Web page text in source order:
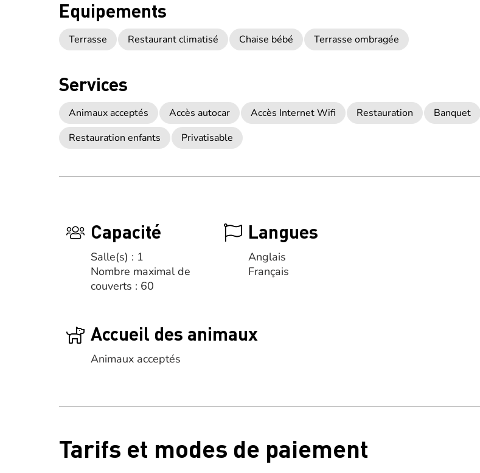
Equipements
Terrasse Restaurant climatisé Chaise bébé Terrasse ombragée
Services
Animaux acceptés Accès autocar Accès Internet Wifi Restauration
Banquet
Restauration enfants
Privatisable
Capacité
Salle(s) : 1
Nombre maximal de
couverts : 60
Langues
Anglais
Français
Accueil des animaux
Animaux acceptés
Tarifs et modes de paiement